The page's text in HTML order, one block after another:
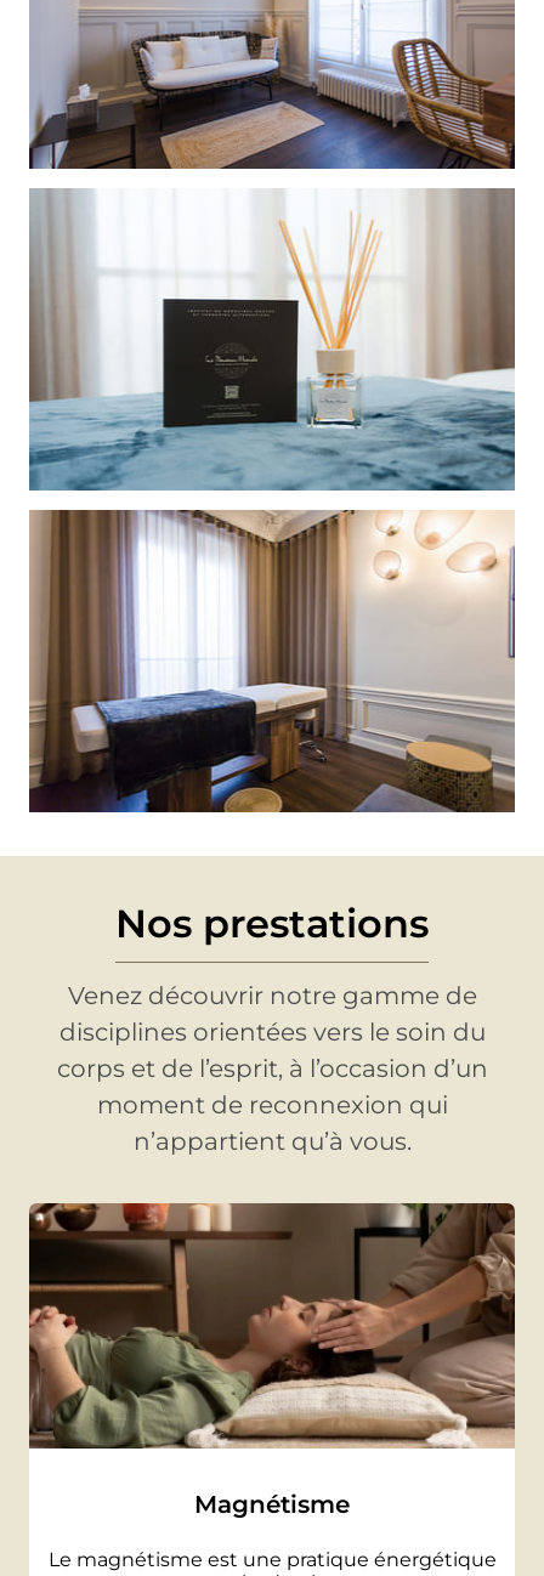
Nos prestations
Venez découvrir notre gamme de
disciplines orientées vers le soin du
corps et de l’esprit, à l’occasion d’un
moment de reconnexion qui
n’appartient qu’à vous.
Magnétisme
Le magnétisme est une pratique énergétique